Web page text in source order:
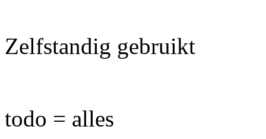
Zelfstandig gebruikt
todo = alles